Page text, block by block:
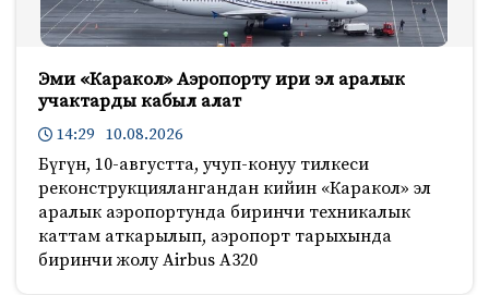
Эми «Каракол» Аэропорту ири эл аралык
учактарды кабыл алат
14:29 10.08.2026
Бүгүн, 10-августта, учуп-конуу тилкеси
реконструкциялангандан кийин «Каракол» эл
аралык аэропортунда биринчи техникалык
каттам аткарылып, аэропорт тарыхында
биринчи жолу Airbus A320